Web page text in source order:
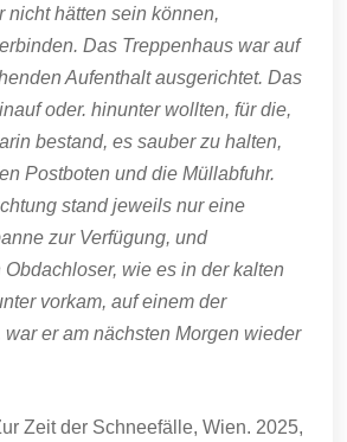
nicht hätten sein können,
Das Treppenhaus war auf
Aufenthalt ausgerichtet. Das
oder. hinunter wollten, für die,
bestand, es sauber zu halten,
Postboten und die Müllabfuhr.
stand jeweils nur eine
zur Verfügung, und
wie es in der kalten
vorkam, auf einem der
war er am nächsten Morgen wieder
Zeit der Schneefälle, Wien. 2025,